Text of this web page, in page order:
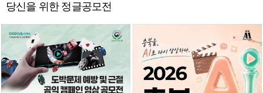
당신을 위한 정글공모전